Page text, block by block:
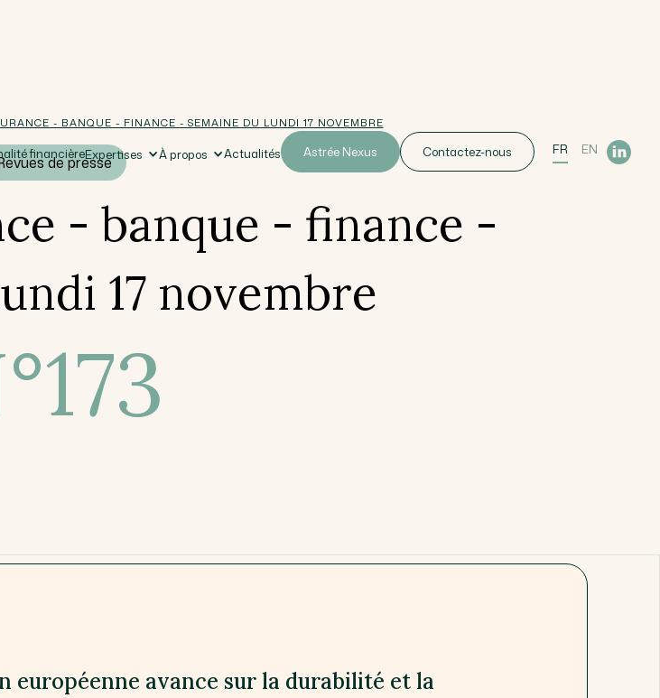
financièreExpertises À propos Actualités Astrée Nexus Contactez-nous FR EN
- BANQUE - FINANCE - SEMAINE DU LUNDI 17 NOVEMBRE
de presse
- banque - finance -
17 novembre
173
européenne avance sur la durabilité et la